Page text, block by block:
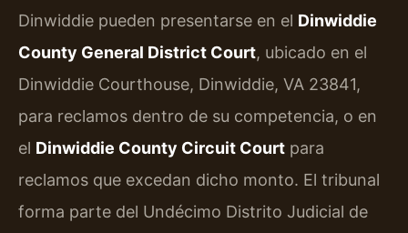
Dinwiddie pueden presentarse en el Dinwiddie
County General District Court, ubicado en el
Dinwiddie Courthouse, Dinwiddie, VA 23841,
para reclamos dentro de su competencia, o en
el Dinwiddie County Circuit Court para
reclamos que excedan dicho monto. El tribunal
forma parte del Undécimo Distrito Judicial de